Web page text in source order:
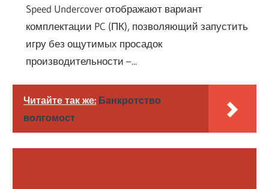
Speed Undercover отображают вариант
комплектации PC (ПК), позволяющий запустить
игру без ощутимых просадок
производительности –...
Читайте так же: Банкротство
волгомост